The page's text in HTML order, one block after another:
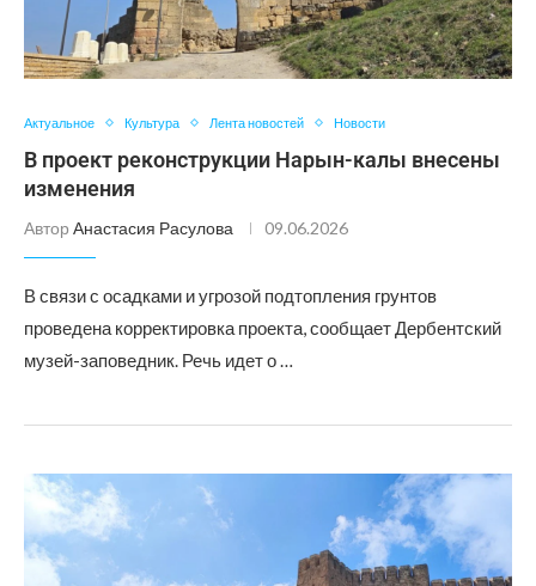
Актуальное Культура Лента новостей Новости
В проект реконструкции Нарын-калы внесены
изменения
Автор Анастасия Расулова 09.06.2026
В связи с осадками и угрозой подтопления грунтов
проведена корректировка проекта, сообщает Дербентский
музей-заповедник. Речь идет о …